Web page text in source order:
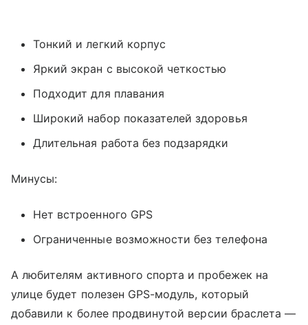
Тонкий и легкий корпус
Яркий экран с высокой четкостью
Подходит для плавания
Широкий набор показателей здоровья
Длительная работа без подзарядки
Минусы:
Нет встроенного GPS
Ограниченные возможности без телефона
А любителям активного спорта и пробежек на
улице будет полезен GPS-модуль, который
добавили к более продвинутой версии браслета —